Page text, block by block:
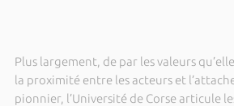
Plus largement, de par les valeurs
la proximité entre les acteurs et
pionnier, l’Université de Corse articule